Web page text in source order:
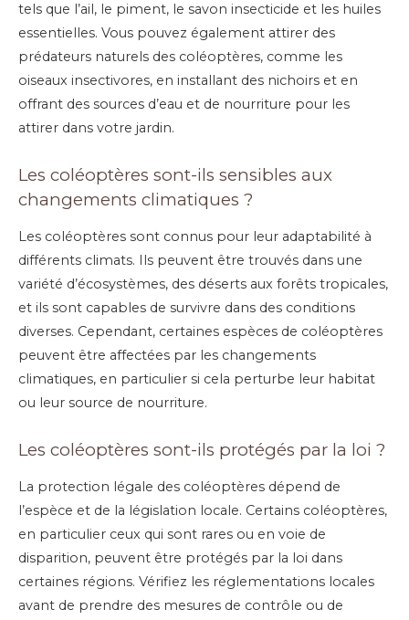
tels que l’ail, le piment, le savon insecticide et les huiles
essentielles. Vous pouvez également attirer des
prédateurs naturels des coléoptères, comme les
oiseaux insectivores, en installant des nichoirs et en
offrant des sources d’eau et de nourriture pour les
attirer dans votre jardin.
Les coléoptères sont-ils sensibles aux
changements climatiques ?
Les coléoptères sont connus pour leur adaptabilité à
différents climats. Ils peuvent être trouvés dans une
variété d’écosystèmes, des déserts aux forêts tropicales,
et ils sont capables de survivre dans des conditions
diverses. Cependant, certaines espèces de coléoptères
peuvent être affectées par les changements
climatiques, en particulier si cela perturbe leur habitat
ou leur source de nourriture.
Les coléoptères sont-ils protégés par la loi ?
La protection légale des coléoptères dépend de
l’espèce et de la législation locale. Certains coléoptères,
en particulier ceux qui sont rares ou en voie de
disparition, peuvent être protégés par la loi dans
certaines régions. Vérifiez les réglementations locales
avant de prendre des mesures de contrôle ou de